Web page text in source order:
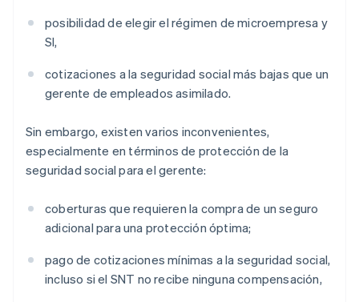
posibilidad de elegir el régimen de microempresa y
SI,
cotizaciones a la seguridad social más bajas que un
gerente de empleados asimilado.
Sin embargo, existen varios inconvenientes,
especialmente en términos de protección de la
seguridad social para el gerente:
coberturas que requieren la compra de un seguro
adicional para una protección óptima;
pago de cotizaciones mínimas a la seguridad social,
incluso si el SNT no recibe ninguna compensación,